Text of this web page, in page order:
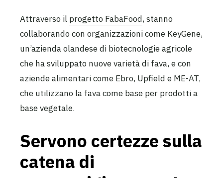
Attraverso il progetto FabaFood, stanno
collaborando con organizzazioni come KeyGene,
un’azienda olandese di biotecnologie agricole
che ha sviluppato nuove varietà di fava, e con
aziende alimentari come Ebro, Upfield e ME-AT,
che utilizzano la fava come base per prodotti a
base vegetale.
Servono certezze sulla
catena di